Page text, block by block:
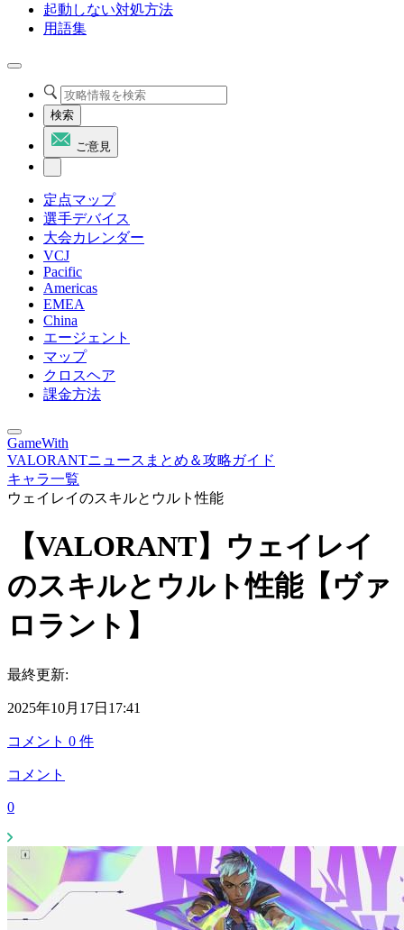
起動しない対処方法
用語集
検索
ご意見
定点マップ
選手デバイス
大会カレンダー
VCJ
Pacific
Americas
EMEA
China
エージェント
マップ
クロスヘア
課金方法
GameWith
VALORANTニュースまとめ＆攻略ガイド
キャラ一覧
ウェイレイのスキルとウルト性能
【VALORANT】ウェイレイ
のスキルとウルト性能【ヴァ
ロラント】
最終更新:
2025年10月17日17:41
コメント 0 件
コメント
0